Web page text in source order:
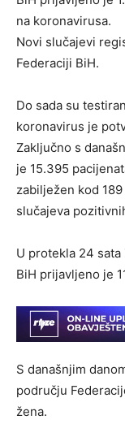
na koronavirusa.
Novi slučajevi
Federaciji BiH.
Do sada su
koronavirus je
Zaključno s
je 15.395
zabilježen kod
slučajeva
U protekla 24
BiH prijavljeno je
S današnjim
području
žena.